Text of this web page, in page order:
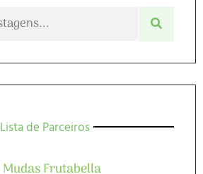
Lista de Parceiros
Mudas Frutabella